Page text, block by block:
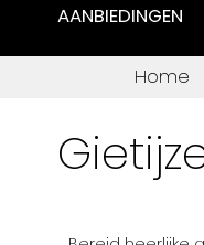
AANBIEDINGEN
Home